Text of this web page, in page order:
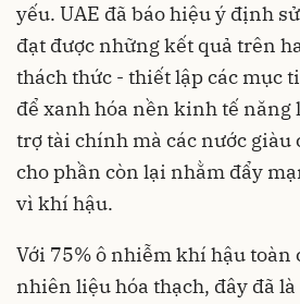
yếu. UAE đã báo hiệu ý định
đạt được những kết quả trên
thách thức - thiết lập các mục
để xanh hóa nền kinh tế năng
trợ tài chính mà các nước giàu
cho phần còn lại nhằm đẩy
vì khí hậu.
Với 75% ô nhiễm khí hậu toàn
nhiên liệu hóa thạch, đây đã